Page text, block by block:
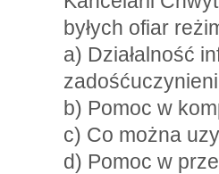
byłych ofiar
a) Działalność
b) Pomoc w
c) Co można
d) Pomoc w